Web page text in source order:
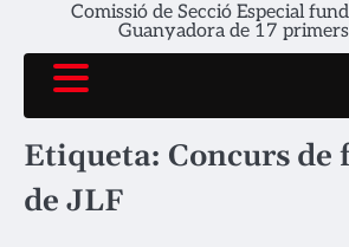
Comissió de Secció Especial
Guanyadora de 17
Etiqueta: Concurs de
de JLF